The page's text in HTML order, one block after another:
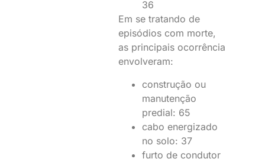
36
Em se tratando de
episódios com morte,
as principais ocorrência
envolveram:
construção ou
manutenção
predial: 65
cabo energizado
no solo: 37
furto de condutor